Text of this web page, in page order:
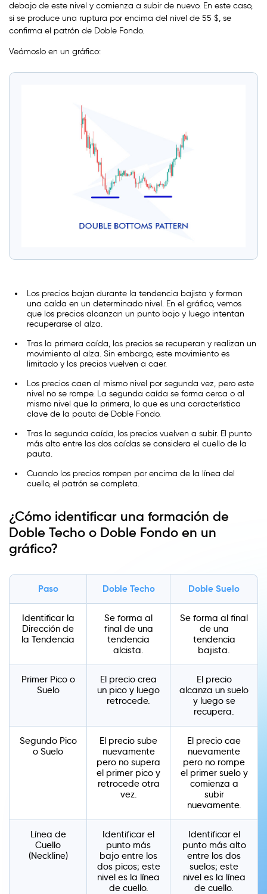
debajo de este nivel y comienza a subir de nuevo. En este caso,
si se produce una ruptura por encima del nivel de 55 $, se
confirma el patrón de Doble Fondo.
Veámoslo en un gráfico:
Los precios bajan durante la tendencia bajista y forman
una caída en un determinado nivel. En el gráfico, vemos
que los precios alcanzan un punto bajo y luego intentan
recuperarse al alza.
Tras la primera caída, los precios se recuperan y realizan un
movimiento al alza. Sin embargo, este movimiento es
limitado y los precios vuelven a caer.
Los precios caen al mismo nivel por segunda vez, pero este
nivel no se rompe. La segunda caída se forma cerca o al
mismo nivel que la primera, lo que es una característica
clave de la pauta de Doble Fondo.
Tras la segunda caída, los precios vuelven a subir. El punto
más alto entre las dos caídas se considera el cuello de la
pauta.
Cuando los precios rompen por encima de la línea del
cuello, el patrón se completa.
¿Cómo identificar una formación de
Doble Techo o Doble Fondo en un
gráfico?
Paso Doble Techo Doble Suelo
Identificar la
Dirección de
la Tendencia
Se forma al
final de una
tendencia
alcista.
Se forma al final
de una
tendencia
bajista.
Primer Pico o
Suelo
El precio crea
un pico y luego
retrocede.
El precio
alcanza un suelo
y luego se
recupera.
Segundo Pico
o Suelo
El precio sube
nuevamente
pero no supera
el primer pico y
retrocede otra
vez.
El precio cae
nuevamente
pero no rompe
el primer suelo y
comienza a
subir
nuevamente.
Línea de
Cuello
(Neckline)
Identificar el
punto más
bajo entre los
dos picos; este
nivel es la línea
de cuello.
Identificar el
punto más alto
entre los dos
suelos; este
nivel es la línea
de cuello.